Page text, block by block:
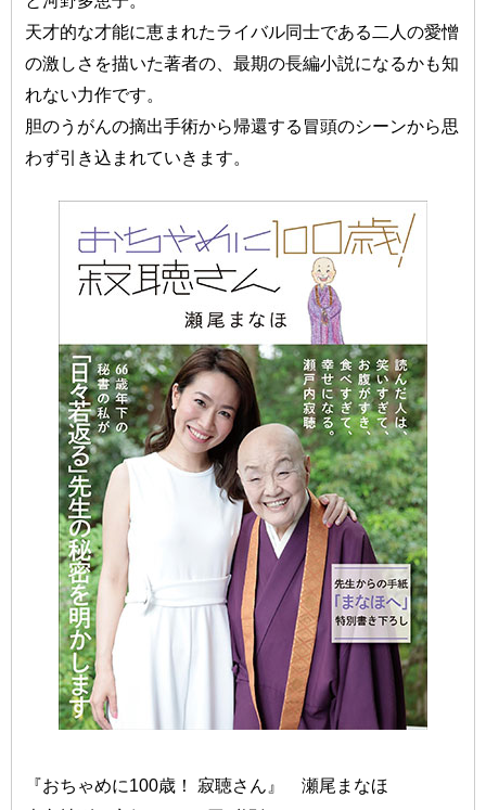
天才的な才能に恵まれたライバル同士である二人の愛憎
の激しさを描いた著者の、最期の長編小説になるかも知
れない力作です。
胆のうがんの摘出手術から帰還する冒頭のシーンから思
わず引き込まれていきます。
『おちゃめに100歳！ 寂聴さん』 瀬尾まなほ